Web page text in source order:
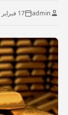
admin 17 فبراير 2025، 11:06 ص